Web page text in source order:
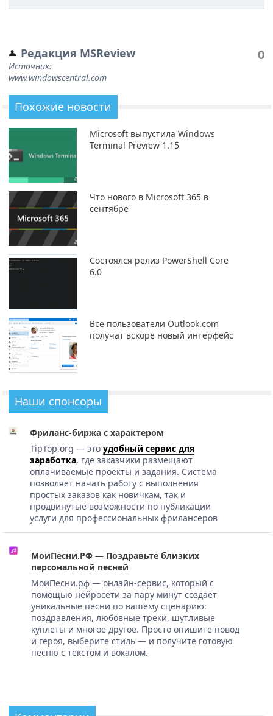
Редакция MSReview
Источник:
www.windowscentral.com
0
Похожие новости
Microsoft выпустила Windows
Terminal Preview 1.15
Что нового в Microsoft 365 в
сентябре
Состоялся релиз PowerShell Core
6.0
Все пользователи Outlook.com
получат вскоре новый интерфейс
Наши спонсоры
Фриланс-биржа с характером
TipTop.org — это удобный сервис для
заработка, где заказчики размещают
оплачиваемые проекты и задания. Система
позволяет начать работу с выполнения
простых заказов как новичкам, так и
продвинутые возможности по публикации
услуги для профессиональных фрилансеров
МоиПесни.РФ — Поздравьте близких
персональной песней
МоиПесни.рф — онлайн-сервис, который с
помощью нейросети за пару минут создает
уникальные песни по вашему сценарию:
поздравления, любовные треки, шутливые
куплеты и многое другое. Просто опишите повод
и героя, выберите стиль — и получите готовую
песню с текстом и вокалом.